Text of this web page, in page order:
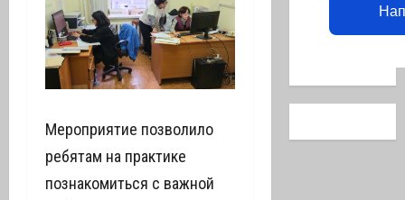
Мероприятие позволило
ребятам на практике
познакомиться с важной